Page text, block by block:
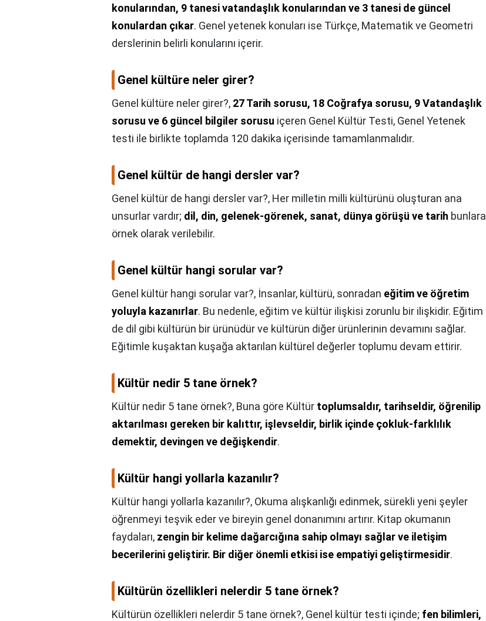
konularından, 9 tanesi vatandaşlık konularından ve 3 tanesi de güncel
konulardan çıkar. Genel yetenek konuları ise Türkçe, Matematik ve Geometri
derslerinin belirli konularını içerir.
Genel kültüre neler girer?
Genel kültüre neler girer?, 27 Tarih sorusu, 18 Coğrafya sorusu, 9 Vatandaşlık
sorusu ve 6 güncel bilgiler sorusu içeren Genel Kültür Testi, Genel Yetenek
testi ile birlikte toplamda 120 dakika içerisinde tamamlanmalıdır.
Genel kültür de hangi dersler var?
Genel kültür de hangi dersler var?, Her milletin milli kültürünü oluşturan ana
unsurlar vardır; dil, din, gelenek-görenek, sanat, dünya görüşü ve tarih bunlara
örnek olarak verilebilir.
Genel kültür hangi sorular var?
Genel kültür hangi sorular var?, İnsanlar, kültürü, sonradan eğitim ve öğretim
yoluyla kazanırlar. Bu nedenle, eğitim ve kültür ilişkisi zorunlu bir ilişkidir. Eğitim
de dil gibi kültürün bir ürünüdür ve kültürün diğer ürünlerinin devamını sağlar.
Eğitimle kuşaktan kuşağa aktarılan kültürel değerler toplumu devam ettirir.
Kültür nedir 5 tane örnek?
Kültür nedir 5 tane örnek?, Buna göre Kültür toplumsaldır, tarihseldir, öğrenilip
aktarılması gereken bir kalıttır, işlevseldir, birlik içinde çokluk-farklılık
demektir, devingen ve değişkendir.
Kültür hangi yollarla kazanılır?
Kültür hangi yollarla kazanılır?, Okuma alışkanlığı edinmek, sürekli yeni şeyler
öğrenmeyi teşvik eder ve bireyin genel donanımını artırır. Kitap okumanın
faydaları, zengin bir kelime dağarcığına sahip olmayı sağlar ve iletişim
becerilerini geliştirir. Bir diğer önemli etkisi ise empatiyi geliştirmesidir.
Kültürün özellikleri nelerdir 5 tane örnek?
Kültürün özellikleri nelerdir 5 tane örnek?, Genel kültür testi içinde; fen bilimleri,